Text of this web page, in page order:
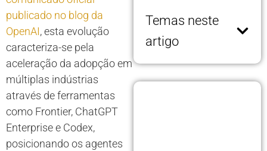
publicado no blog da
OpenAI, esta evolução
caracteriza-se pela
aceleração da adopção em
múltiplas indústrias
através de ferramentas
como Frontier, ChatGPT
Enterprise e Codex,
posicionando os agentes
Temas neste
artigo